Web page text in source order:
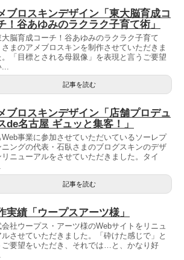
ブロスキンデザイン「東大脳育成コ
！谷あゆみのラクラク子育て術」
大脳育成コーチ！谷あゆみのラクラク子育て
さまのアメブロスキンを制作させていただきま
。「目標とされる母親像」を表現と言うご要望
記事を読む
ブロスキンデザイン「店舗プロデュ
de名古屋 ギュッと集客！」
Web事業に参加させていただいているソーレプ
ニングの代表・石臥さまのブログスキンのデザ
リニューアルをさせていただきました。タイ
記事を読む
実績「ウープスアーツ様」
社ウープス・アーツ様のWebサイトをリニュ
ルさせていただきました。「砕けた感じで」と
ご要望をいただき、それでは…と、かなり好